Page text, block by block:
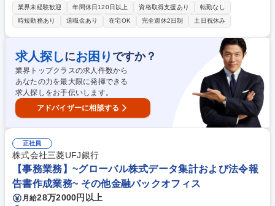
ご入社後は、経験や適性に応じて業務をご担当いただきますが、将来的に
は人事業務を幅広くご経験いただくことが可能です。 【詳細】給与賞与計
算・社会保険・勤怠管理・福利厚生・海外業務といった人事サービスを担
いながら、各社からの労務相談や経営・人事課題に沿った人事施策を提
案・実行。システムリプレイスに向けたデータ移行や設定確認、テスト業
務にも並行して対応。入社後は、ご経験や適性に応じて業務を担当いただ
きますが、将来的には、各社からの要望・相談に応じられる人事のトータ
ルサポートを経験いただくことが可能です。 募集職種 三菱地所グループ
【人事労務】人事のトータルサポートのスペシャリストになれる
業界未経験歓迎 年間休日120日以上 資格取得支援あり
転勤なし
時短勤務あり
退職金あり 在宅OK 完全週休2日制 土日祝休み
求人探しにお困り ですか？
業界トップクラスの求人件数から
あなたの力を最大限に発揮できる
求人探しをお手伝いします。
アドバイザーに相談する
正社員
株式会社三菱UFJ銀行
【事務業務】~グローバル株式データ集計および法令報
告書作成業務~ その他金融バックオフィス
月給28万2000円以上